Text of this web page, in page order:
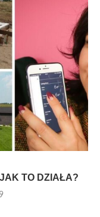
TO DZIAŁA?